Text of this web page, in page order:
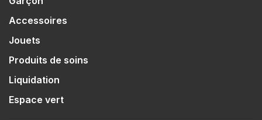
Accessoires
Jouets
Produits de soins
Liquidation
Espace vert